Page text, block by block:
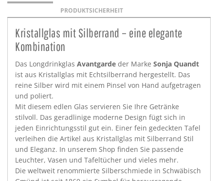
PRODUKTSICHERHEIT
Kristallglas mit Silberrand – eine elegante
Kombination
Das Longdrinkglas Avantgarde der Marke Sonja Quandt
ist aus Kristallglas mit Echtsilberrand hergestellt. Das
reine Silber wird mit einem Pinsel von Hand aufgetragen
und poliert.
Mit diesem edlen Glas servieren Sie Ihre Getränke
stilvoll. Das geradlinige moderne Design fügt sich in
jeden Einrichtungsstil gut ein. Einer fein gedeckten Tafel
verleihen die Artikel aus Kristallglas mit Silberrand Stil
und Eleganz. In unserem Shop finden Sie passende
Leuchter, Vasen und Tafeltücher und vieles mehr.
Die weltweit renommierte Silberschmiede in Schwäbisch